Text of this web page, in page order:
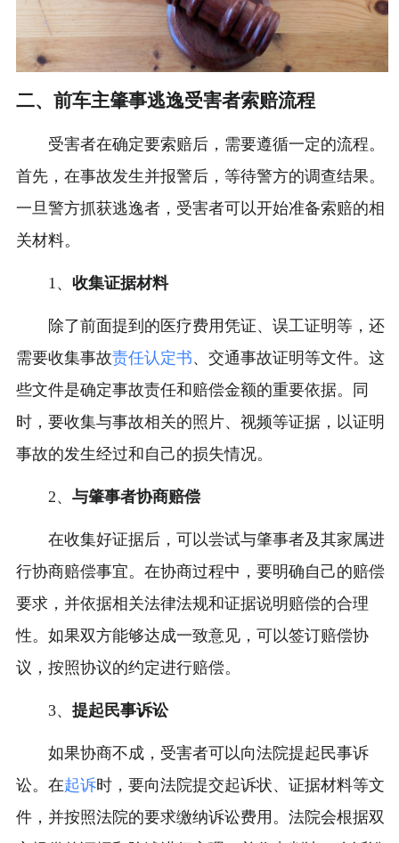
二、前车主肇事逃逸受害者索赔流程
受害者在确定要索赔后，需要遵循一定的流程。
首先，在事故发生并报警后，等待警方的调查结果。
一旦警方抓获逃逸者，受害者可以开始准备索赔的相
关材料。
1、 收集证据材料
除了前面提到的医疗费用凭证、误工证明等，还
需要收集事故责任认定书、交通事故证明等文件。这
些文件是确定事故责任和赔偿金额的重要依据。同
时，要收集与事故相关的照片、视频等证据，以证明
事故的发生经过和自己的损失情况。
2、 与肇事者协商赔偿
在收集好证据后，可以尝试与肇事者及其家属进
行协商赔偿事宜。在协商过程中，要明确自己的赔偿
要求，并依据相关法律法规和证据说明赔偿的合理
性。如果双方能够达成一致意见，可以签订赔偿协
议，按照协议的约定进行赔偿。
3、 提起民事诉讼
如果协商不成，受害者可以向法院提起民事诉
讼。在起诉时，要向法院提交起诉状、证据材料等文
件，并按照法院的要求缴纳诉讼费用。法院会根据双